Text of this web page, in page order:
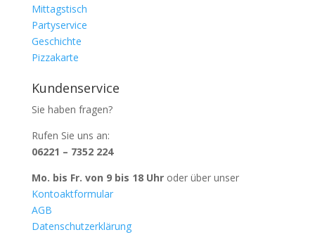
Mittagstisch
Partyservice
Geschichte
Pizzakarte
Kundenservice
Sie haben fragen?
Rufen Sie uns an:
06221 – 7352 224
Mo. bis Fr. von 9 bis 18 Uhroder über unser
Kontoaktformular
AGB
Datenschutzerklärung